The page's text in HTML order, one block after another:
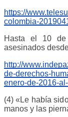
https://
colombia-
Hasta el 10 de
asesinados
http://
de-derechos-
enero-de-2016-
(4) «Le había
manos y las